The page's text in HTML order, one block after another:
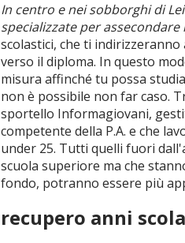
In centro e nei sobborghi di
specializzate per assecondare
scolastici, che ti
verso il diploma. In questo
misura affinché tu possa
non è possibile non far caso.
sportello Informagiovani,
competente della P.A. e che
under 25. Tutti quelli fuori
scuola superiore ma che
fondo, potranno essere più
recupero anni